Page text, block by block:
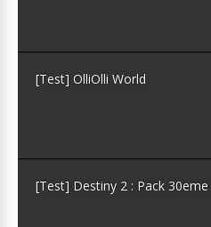
[Test] OlliOlli World
[Test] Destiny 2 : Pack